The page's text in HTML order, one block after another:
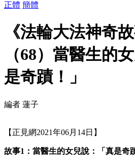
正體 簡體
《法輪大法神奇故
（68）當醫生的
是奇蹟！」
編者 蓮子
【正見網2021年06月14日】
故事1 ：當醫生的女兒說：「真是奇